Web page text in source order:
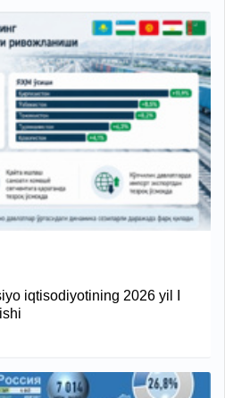
iqtisodiyotining 2026 yil I